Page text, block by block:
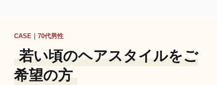
CASE｜70代男性
若い頃のヘアスタイルをご
希望の方